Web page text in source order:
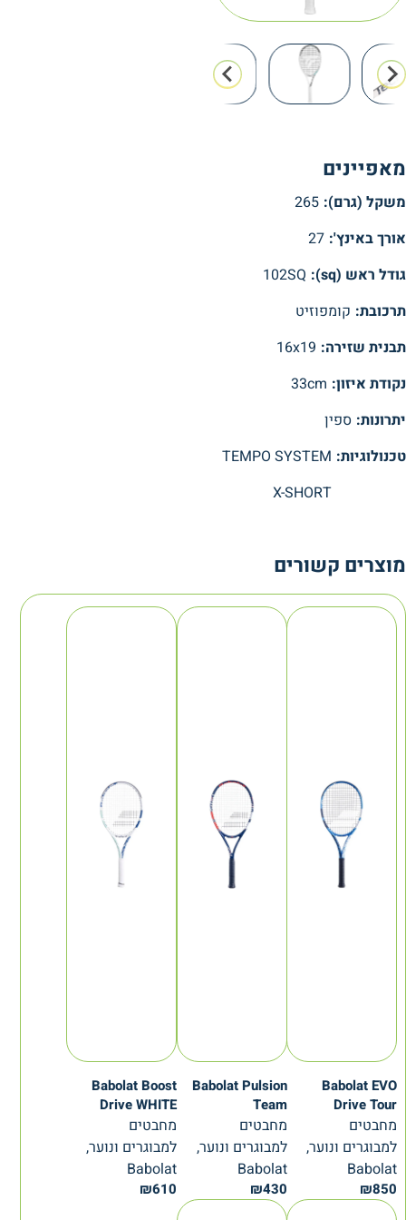
מאפיינים
משקל (גרם): 265
אורך באינץ': 27
גודל ראש (sq):
102SQ
תרכובת: קומפוזיט
תבנית שזירה: 16x19
נקודת איזון: 33cm
יתרונות: ספין
טכנולוגיות: TEMPO SYSTEM
X-SHORT
מוצרים קשורים
Babolat EVO
Drive Tour
מחבטים
למבוגרים ונוער,
Babolat
₪850
Babolat Pulsion
Team
מחבטים
למבוגרים ונוער,
Babolat
₪430
Babolat Boost
Drive WHITE
מחבטים
למבוגרים ונוער,
Babolat
₪610